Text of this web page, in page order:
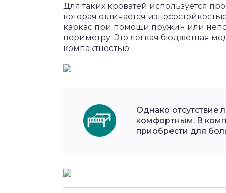
Для таких кроватей используется
которая отличается
каркас при помощи пружин или
периметру. Это легкая бюджетная
компактностью.
Однако отсутствие
комфортным. В
приобрести для